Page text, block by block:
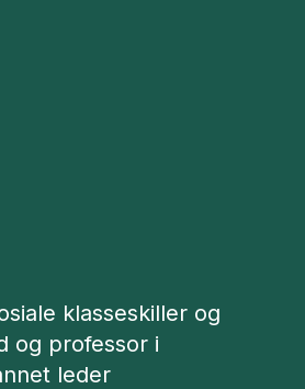
klasseskiller og
og professor i
leder